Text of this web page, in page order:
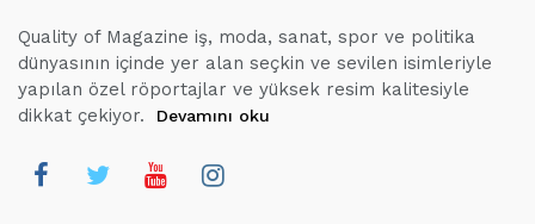
Quality of Magazine iş, moda, sanat, spor ve politika
dünyasının içinde yer alan seçkin ve sevilen isimleriyle
yapılan özel röportajlar ve yüksek resim kalitesiyle
dikkat çekiyor.
Devamını oku